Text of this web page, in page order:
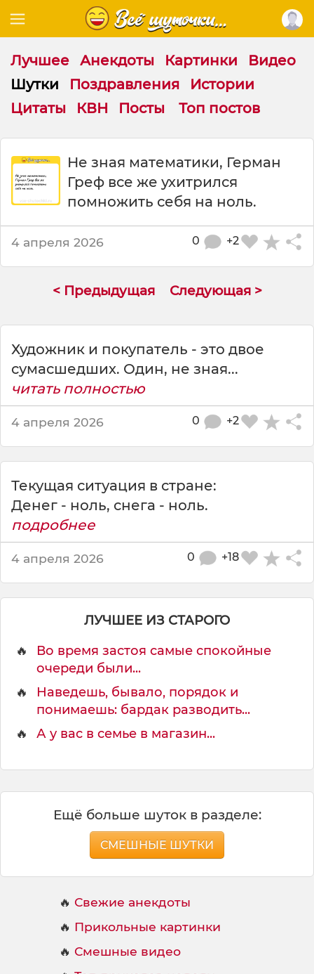
Лучшее Анекдоты Картинки
Видео
Шутки
Поздравления
Истории
Цитаты
КВН Посты Топ постов
:
я
и
к
р
н
Г
Не зная математики, Герман
Греф все же ухитрился
помножить себя на ноль.
4 апреля 2026 +2
0
< Предыдущая Следующая >
Художник и покупатель - это двое
сумасшедших. Один, не зная...
читать полностью
4 апреля 2026 +2
0
Текущая ситуация в стране:
Денег - ноль, снега - ноль.
подробнее
4 апреля 2026 +18
0
ЛУЧШЕЕ ИЗ СТАРОГО
🔥
Во время застоя самые спокойные
очереди были...
🔥
Наведешь, бывало, порядок и
понимаешь: бардак разводить...
🔥
А у вас в семье в магазин...
Ещё больше шуток в разделе:
СМЕШНЫЕ ШУТКИ
🔥 Свежие анекдоты
🔥 Прикольные картинки
🔥 Смешные видео